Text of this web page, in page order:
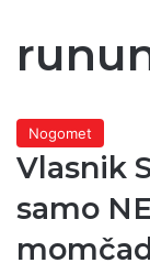
Nogomet
Vlasnik
samo